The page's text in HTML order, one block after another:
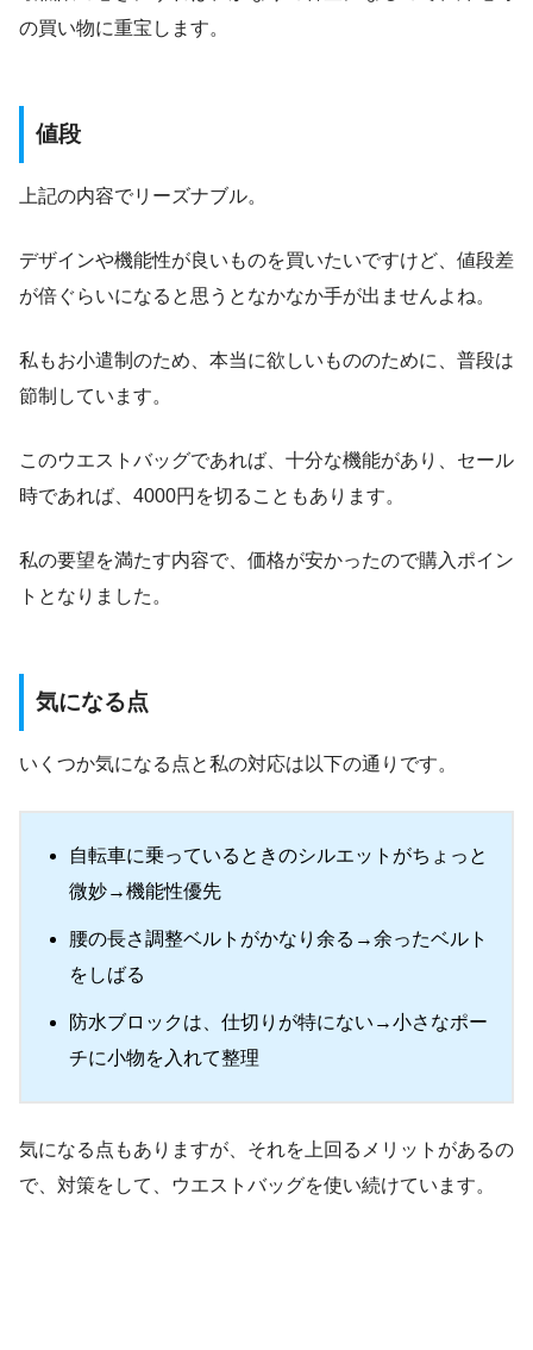
の買い物に重宝します。
値段
上記の内容でリーズナブル。
デザインや機能性が良いものを買いたいですけど、値段差
が倍ぐらいになると思うとなかなか手が出ませんよね。
私もお小遣制のため、本当に欲しいもののために、普段は
節制しています。
このウエストバッグであれば、十分な機能があり、セール
時であれば、4000円を切ることもあります。
私の要望を満たす内容で、価格が安かったので購入ポイン
トとなりました。
気になる点
いくつか気になる点と私の対応は以下の通りです。
自転車に乗っているときのシルエットがちょっと
微妙→機能性優先
腰の長さ調整ベルトがかなり余る→余ったベルト
をしばる
防水ブロックは、仕切りが特にない→小さなポー
チに小物を入れて整理
気になる点もありますが、それを上回るメリットがあるの
で、対策をして、ウエストバッグを使い続けています。